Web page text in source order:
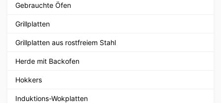
Gebrauchte Öfen
Grillplatten
Grillplatten aus rostfreiem Stahl
Herde mit Backofen
Hokkers
Induktions-Wokplatten